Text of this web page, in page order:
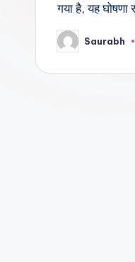
गया है, यह
Posted
by
Saurabh